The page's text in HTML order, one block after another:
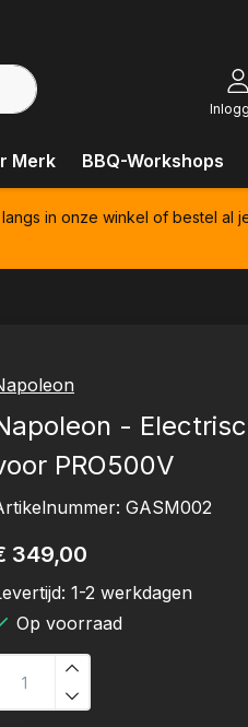
Merk BBQ-Workshops
in onze winkel of bestel al
-
PRO500V
GASM002
349,00
1-2 werkdagen
Op voorraad